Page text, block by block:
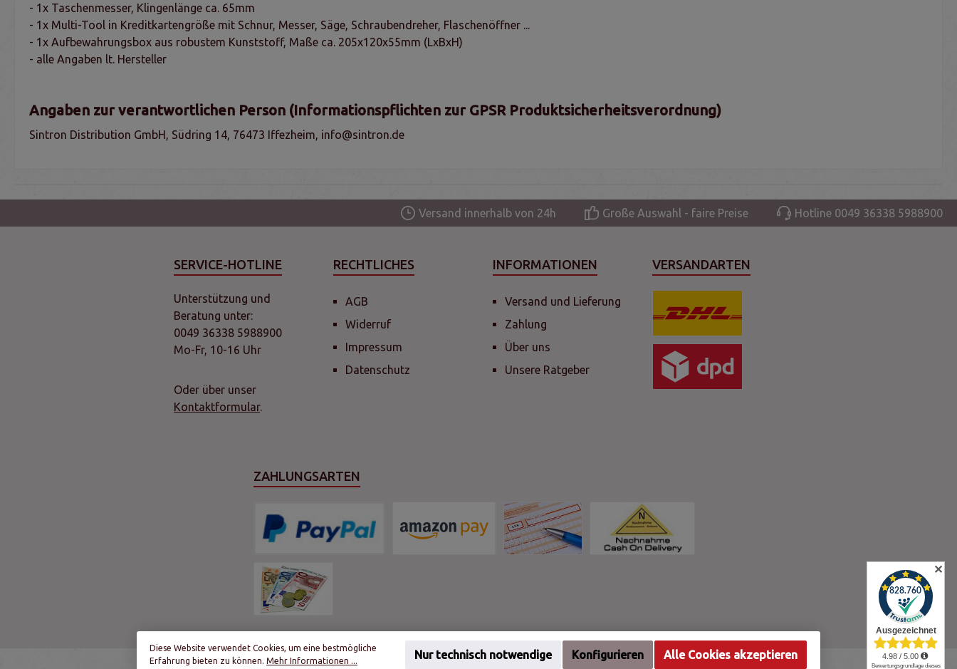
- 1x Taschenmesser, Klingenlänge ca. 65mm
- 1x Multi-Tool in Kreditkartengröße mit Schnur, Messer, Säge, Schraubendreher, Flaschenöffner ...
- 1x Aufbewahrungsbox aus robustem Kunststoff, Maße ca. 205x120x55mm (LxBxH)
- alle Angaben lt. Hersteller
Angaben zur verantwortlichen Person (Informationspflichten zur GPSR Produktsicherheitsverordnung)
Sintron Distribution GmbH, Südring 14, 76473 Iffezheim, info@sintron.de
Versand innerhalb von 24h Große Auswahl - faire Preise Hotline 0049 36338 5988900
SERVICE-HOTLINE
Unterstützung und
Beratung unter:
0049 36338 5988900
Mo-Fr, 10-16 Uhr
Oder über unser
Kontaktformular.
RECHTLICHES
AGB
Widerruf
Impressum
Datenschutz
INFORMATIONEN
Versand und Lieferung
Zahlung
Über uns
Unsere Ratgeber
VERSANDARTEN
ZAHLUNGSARTEN
Diese Website verwendet Cookies, um eine bestmögliche
Erfahrung bieten zu können. Mehr Informationen ... Nur technisch notwendige Konfigurieren Alle Cookies akzeptieren
✕